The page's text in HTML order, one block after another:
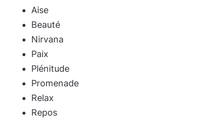
Aise
Beauté
Nirvana
Paix
Plénitude
Promenade
Relax
Repos